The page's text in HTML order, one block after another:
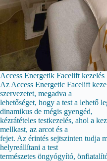
Access Energetik Facelift kezelés
Az Access Energetic Facelift
szervezetet, megadva a
lehetőséget, hogy a test a lehető
dinamikus de mégis gyengéd,
kézrátételes testkezelés, ahol a
mellkast, az arcot és a
fejet. Az érintés sejtszinten tudja
helyreállítani a test
természetes öngyógyító,